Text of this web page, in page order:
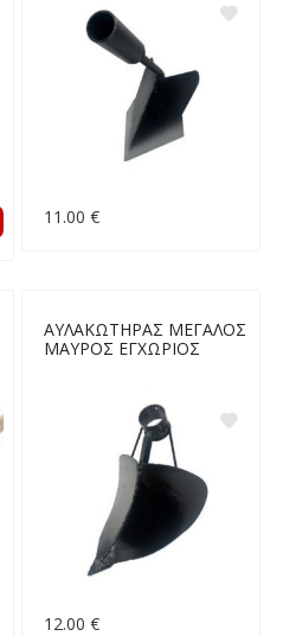
11.00 €
ΑΥΛΑΚΩΤΗΡΑΣ ΜΕΓΑΛΟΣ
ΜΑΥΡΟΣ ΕΓΧΩΡΙΟΣ
12.00 €